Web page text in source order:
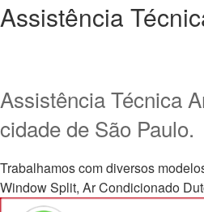
Assistência
Assistência Técnica
cidade de São Paulo.
Trabalhamos com diversos
Window Split, Ar Condicionado